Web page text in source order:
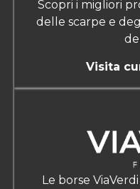
Scopri i migliori
delle scarpe e
Visita
Le borse